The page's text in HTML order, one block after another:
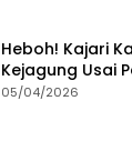
Heboh! Kajari
Kejagung Usai
Videografer
05/04/2026